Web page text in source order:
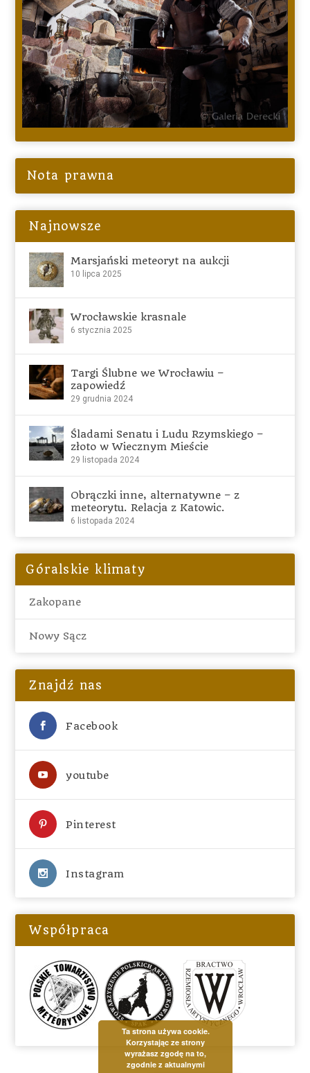
Nota prawna
Najnowsze
Marsjański meteoryt na aukcji
10 lipca 2025
Wrocławskie krasnale
6 stycznia 2025
Targi Ślubne we Wrocławiu –
zapowiedź
29 grudnia 2024
Śladami Senatu i Ludu Rzymskiego –
złoto w Wiecznym Mieście
29 listopada 2024
Obrączki inne, alternatywne – z
meteorytu. Relacja z Katowic.
6 listopada 2024
Góralskie klimaty
Zakopane
Nowy Sącz
Znajdź nas
Facebook
youtube
Pinterest
Instagram
Współpraca
Ta strona używa cookie.
Korzystając ze strony
wyrażasz zgodę na to,
zgodnie z aktualnymi